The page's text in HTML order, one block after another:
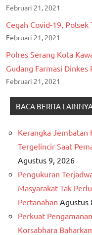
Februari 21, 2021
Cegah Covid-19,
Februari 21, 2021
Polres Serang Kota
Gudang Farmasi Dinkes
Februari 21, 2021
BACA BERITA LAINNYA
Kerangka Jembatan
Tergelincir Saat
Agustus 9, 2026
Pengukuran
Masyarakat Tak
Pertanahan Agustus
Perkuat
Korsabhara